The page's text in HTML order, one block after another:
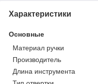
Характеристики
Основные
Материал ручки
Производитель
Длина инструмента